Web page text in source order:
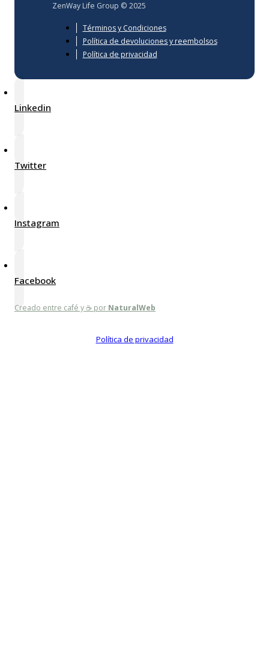
ZenWay Life Group © 2025
Términos y Condiciones
Política de devoluciones y reembolsos
Política de privacidad
Linkedin
Twitter
Instagram
Facebook
Creado entre café y ☕ por NaturalWeb
Política de privacidad